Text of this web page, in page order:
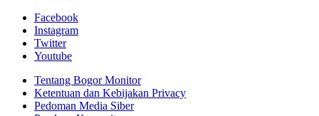
Facebook
Instagram
Twitter
Youtube
Tentang Bogor Monitor
Ketentuan dan Kebijakan Privacy
Pedoman Media Siber